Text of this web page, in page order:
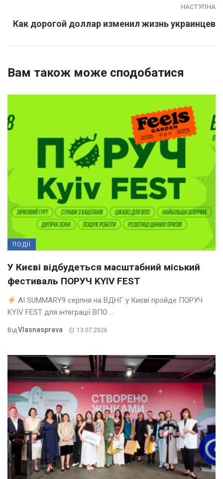
НАСТУПНА
Как дорогой доллар изменил жизнь украинцев
Вам також може сподобатися
ПОДІЇ
У Києві відбудеться масштабний міський
фестиваль ПОРУЧ KYIV FEST
AI SUMMARY9 серпня на ВДНГ у Києві пройде ПОРУЧ
KYIV FEST для інтеграції ВПО ...
ВідVlasnasprava 13.07.2026